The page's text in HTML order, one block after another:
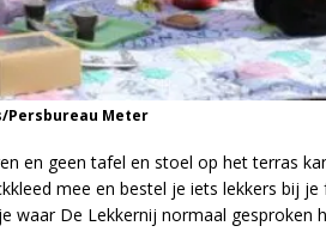
Persbureau Meter
en geen tafel en stoel op het terras
mee en bestel je iets lekkers bij je
waar De Lekkernij normaal gesproken